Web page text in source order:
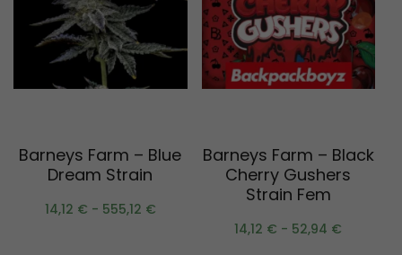
Barneys Farm – Blue
Dream Strain
14,12 € - 555,12 €
Barneys Farm – Black
Cherry Gushers
Strain Fem
14,12 € - 52,94 €